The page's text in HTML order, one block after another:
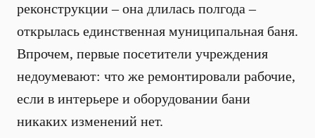
реконструкции – она длилась полгода –
открылась единственная муниципальная баня.
Впрочем, первые посетители учреждения
недоумевают: что же ремонтировали рабочие,
если в интерьере и оборудовании бани
никаких изменений нет.